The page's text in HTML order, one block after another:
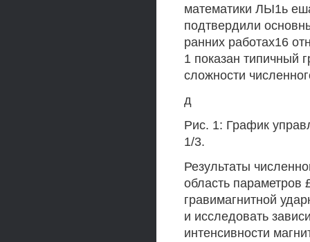
математики ЛЫ1ь
подтвердили
ранних работах16
1 показан
сложности
д
Рис. 1: График
1/3.
Результаты
область параметров
гравимагнитной
и исследовать
интенсивности